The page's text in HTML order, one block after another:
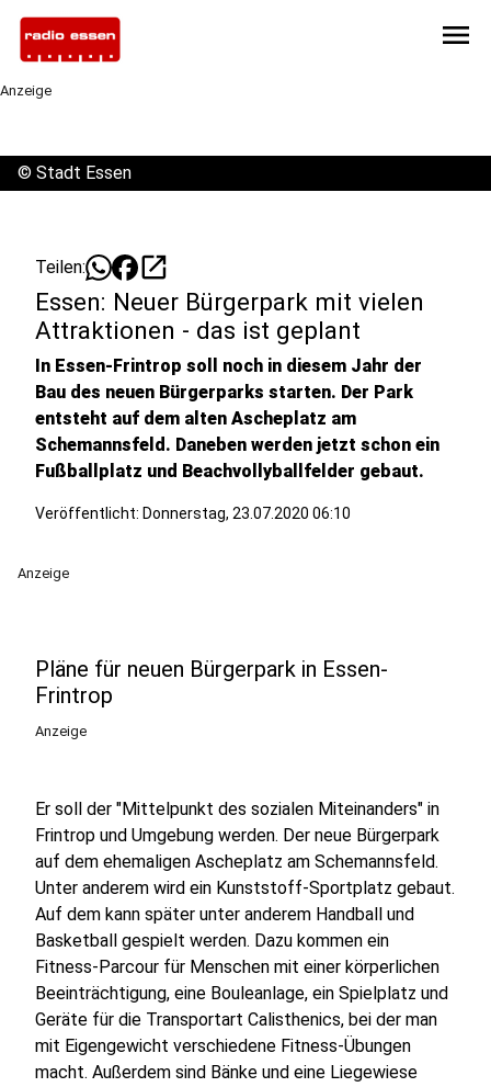
menu
Anzeige
© Stadt Essen
Teilen: open_in_new
Essen: Neuer Bürgerpark mit vielen
Attraktionen - das ist geplant
In Essen-Frintrop soll noch in diesem Jahr der
Bau des neuen Bürgerparks starten. Der Park
entsteht auf dem alten Ascheplatz am
Schemannsfeld. Daneben werden jetzt schon ein
Fußballplatz und Beachvollyballfelder gebaut.
Veröffentlicht: Donnerstag, 23.07.2020 06:10
Anzeige
Pläne für neuen Bürgerpark in Essen-
Frintrop
Anzeige
Er soll der "Mittelpunkt des sozialen Miteinanders" in
Frintrop und Umgebung werden. Der neue Bürgerpark
auf dem ehemaligen Ascheplatz am Schemannsfeld.
Unter anderem wird ein Kunststoff-Sportplatz gebaut.
Auf dem kann später unter anderem Handball und
Basketball gespielt werden. Dazu kommen ein
Fitness-Parcour für Menschen mit einer körperlichen
Beeinträchtigung, eine Bouleanlage, ein Spielplatz und
Geräte für die Transportart Calisthenics, bei der man
mit Eigengewicht verschiedene Fitness-Übungen
macht. Außerdem sind Bänke und eine Liegewiese